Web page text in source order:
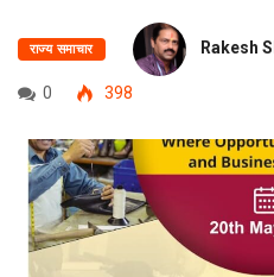
राज्य समाचार Rakesh
0 398